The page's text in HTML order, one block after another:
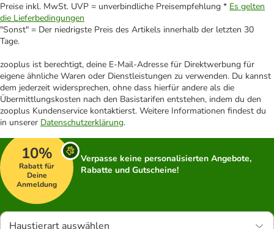
Preise inkl. MwSt. UVP = unverbindliche Preisempfehlung * Es gelten
die Lieferbedingungen
"Sonst" = Der niedrigste Preis des Artikels innerhalb der letzten 30
Tage.
zooplus ist berechtigt, deine E-Mail-Adresse für Direktwerbung für
eigene ähnliche Waren oder Dienstleistungen zu verwenden. Du kannst
dem jederzeit widersprechen, ohne dass hierfür andere als die
Übermittlungskosten nach den Basistarifen entstehen, indem du den
zooplus Kundenservice kontaktierst. Weitere Informationen findest du
in unserer Datenschutzerklärung.
10%
Rabatt für
Deine
Anmeldung
Verpasse keine personalisierten Angebote,
Rabatte und Gutscheine!
Haustierart auswählen